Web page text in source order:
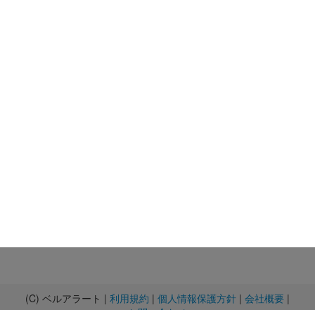
(C) ベルアラート | 利用規約 | 個人情報保護方針 | 会社概要 |